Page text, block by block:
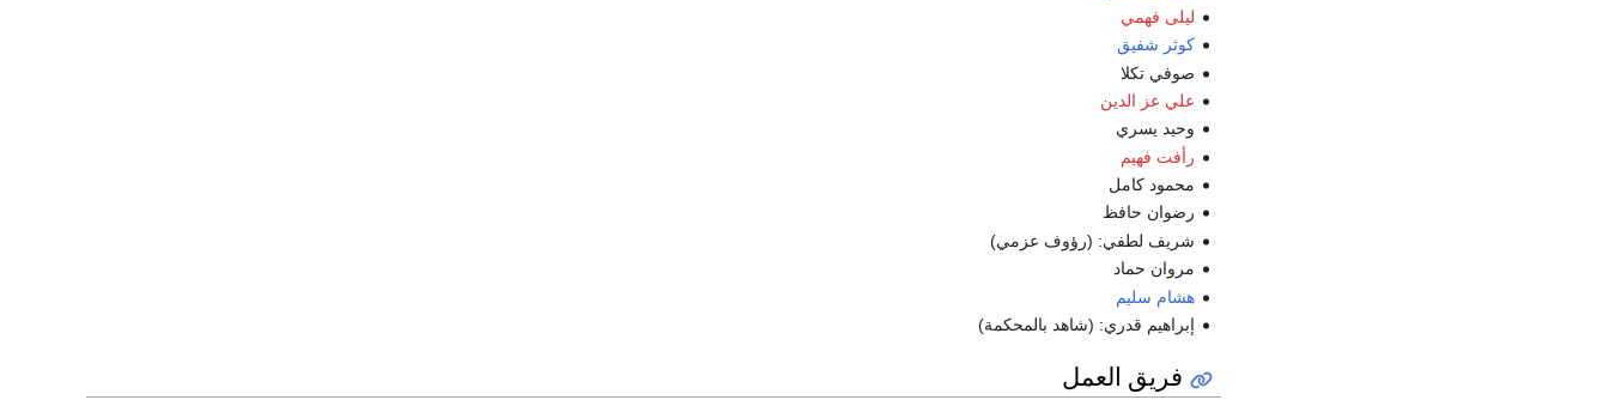
ليلى فهمي
كوثر شفيق
صوفي تكلا
علي عز الدين
وحيد يسري
رأفت فهيم
محمود كامل
رضوان حافظ
شريف لطفي: (رؤوف عزمي)
مروان حماد
هشام سليم
إبراهيم قدري: (شاهد بالمحكمة)
فريق العمل